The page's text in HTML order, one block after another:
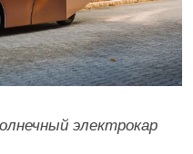
электрокар